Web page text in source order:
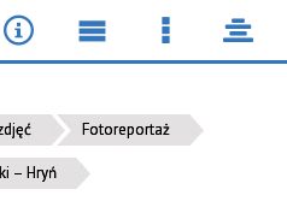
Fotoreportaż
– Hryń
Narzędzia
MenuMenu